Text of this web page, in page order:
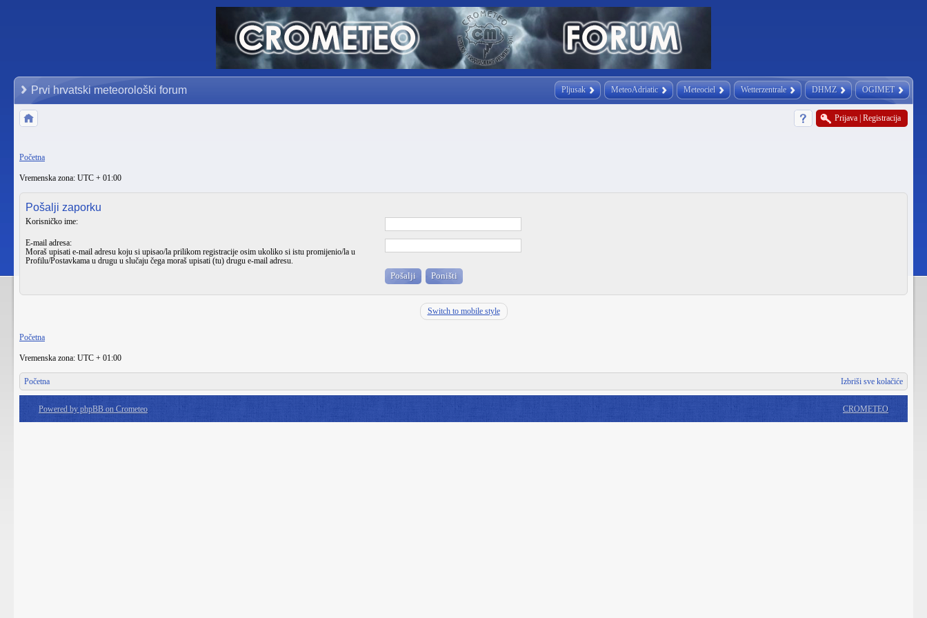
Pljusak MeteoAdriatic Meteociel Wetterzentrale DHMZ OGIMET
Prvi hrvatski meteorološki forum
Prijava Registracija
Početna
Vremenska zona: UTC + 01:00
Pošalji zaporku
Korisničko ime:
E-mail adresa:
Moraš upisati e-mail adresu koju si upisao/la prilikom registracije osim ukoliko si istu promijenio/la u
Profilu/Postavkama u drugu u slučaju čega moraš upisati (tu) drugu e-mail adresu.
Switch to mobile style
Početna
Vremenska zona: UTC + 01:00
Početna Izbriši sve kolačiće
Powered by phpBB on Crometeo CROMETEO